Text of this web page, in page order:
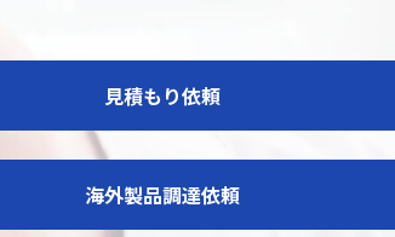
見積もり依頼
海外製品調達依頼